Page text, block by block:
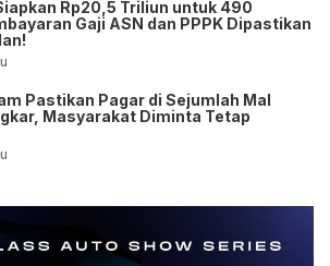
Rp20,5 Triliun untuk 490
Gaji ASN dan PPPK Dipastikan
Pastikan Pagar di Sejumlah Mal
Masyarakat Diminta Tetap